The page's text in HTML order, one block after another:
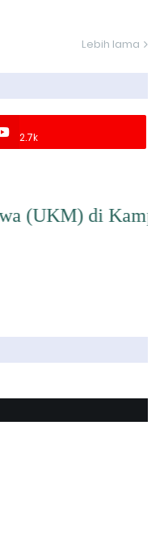
Lebih lama
2.7k
Kampus IAI